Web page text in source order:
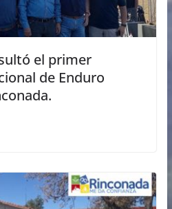
el primer
de Enduro